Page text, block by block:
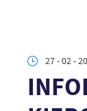
27 - 02 -